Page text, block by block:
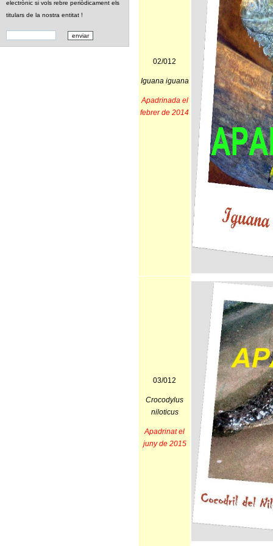
electrònic si vols rebre periòdicament els
titulars de la nostra entitat !
02/012
Iguana iguana
Apadrinada el
febrer de 2014
03/012
Crocodylus
niloticus
Apadrinat el
juny de 2015